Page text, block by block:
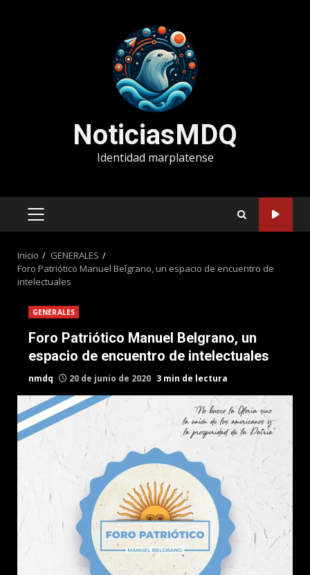
NoticiasMDQ
Identidad marplatense
MENÚ
Inicio
GENERALES
Foro Patriótico Manuel Belgrano, un espacio de encuentro de
intelectuales
GENERALES
Foro Patriótico Manuel Belgrano, un
espacio de encuentro de intelectuales
nmdq 20 de junio de 2020 3 min de lectura